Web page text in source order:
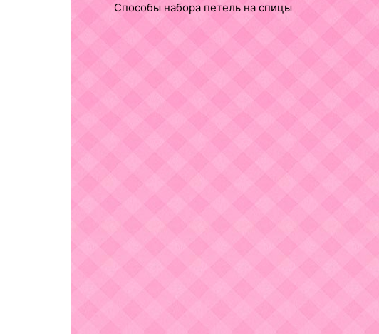
Способы набора петель на спицы